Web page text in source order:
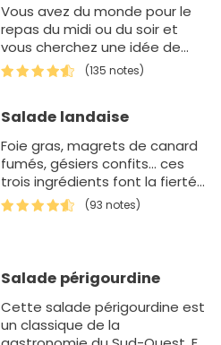
Vous avez du monde pour le
repas du midi ou du soir et
vous cherchez une idée de
salade ? Cette recette est
facile à faire. Dans un premier
(135 notes)
Salade landaise
Foie gras, magrets de canard
fumés, gésiers confits... ces
trois ingrédients font la fierté
de tout le Sud-Ouest. En
servant cette salad…
(93 notes)
Salade périgourdine
Cette salade périgourdine est
un classique de la